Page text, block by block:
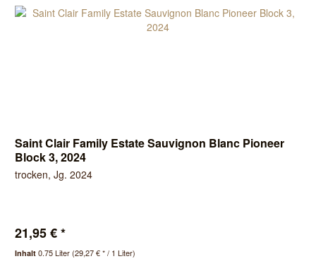
Saint Clair Family Estate Sauvignon Blanc Pioneer
Block 3, 2024
trocken, Jg. 2024
21,95 € *
Inhalt0.75 Liter(29,27 € * / 1 Liter)